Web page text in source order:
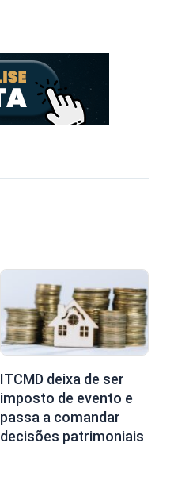
ITCMD deixa de ser
imposto de evento e
passa a comandar
decisões patrimoniais